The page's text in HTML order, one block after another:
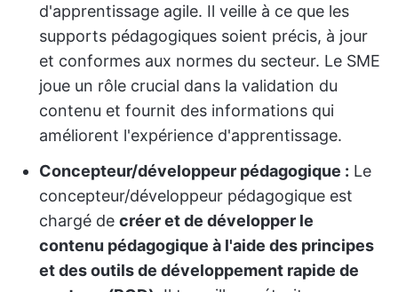
d'apprentissage agile. Il veille à ce que les
supports pédagogiques soient précis, à jour
et conformes aux normes du secteur. Le SME
joue un rôle crucial dans la validation du
contenu et fournit des informations qui
améliorent l'expérience d'apprentissage.
Concepteur/développeur pédagogique : Le
concepteur/développeur pédagogique est
chargé de créer et de développer le
contenu pédagogique à l'aide des principes
et des outils de développement rapide de